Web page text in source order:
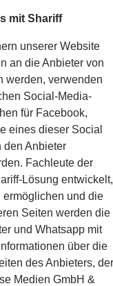
mit Shariff
unserer Website
an die Anbieter von
werden, verwenden
Social-Media-
für Facebook,
eines dieser Social
den Anbieter
Fachleute der
Lösung entwickelt,
ermöglichen und die
Seiten werden die
und Whatsapp mit
über die
des Anbieters, der
Medien GmbH &